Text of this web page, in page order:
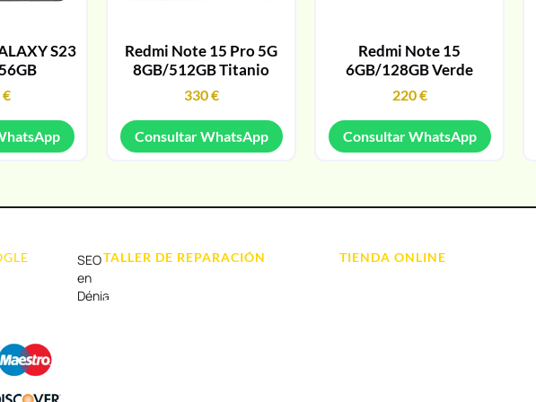
S23
€
Redmi Note 15 Pro 5G
8GB/512GB Titanio
330€
Consultar WhatsApp
Redmi Note 15
6GB/128GB Verde
220€
Consultar WhatsApp
SEO
en
Dénia
TALLER DE REPARACIÓN
Reparación de Tablets
TIENDA ONLINE